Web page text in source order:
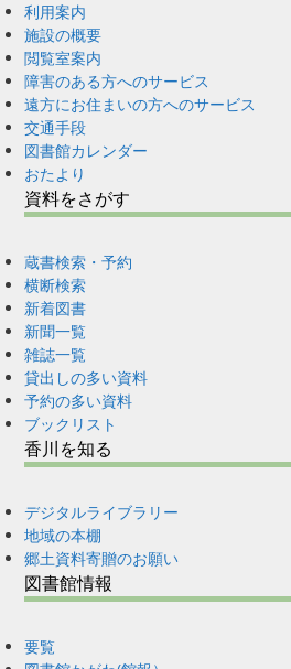
利用案内
施設の概要
閲覧室案内
障害のある方へのサービス
遠方にお住まいの方へのサービス
交通手段
図書館カレンダー
おたより
資料をさがす
蔵書検索・予約
横断検索
新着図書
新聞一覧
雑誌一覧
貸出しの多い資料
予約の多い資料
ブックリスト
香川を知る
デジタルライブラリー
地域の本棚
郷土資料寄贈のお願い
図書館情報
要覧